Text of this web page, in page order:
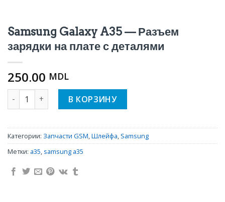
Samsung Galaxy A35 — Разъем
зарядки на плате с деталями
250.00 MDL
Количество Samsung Galaxy A35 — Разъем зарядки на
В КОРЗИНУ
Категории: Запчасти GSM,Шлейфа, Samsung
Метки: a35, samsung a35